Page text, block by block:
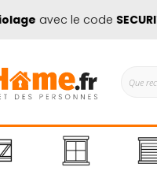
avec le code